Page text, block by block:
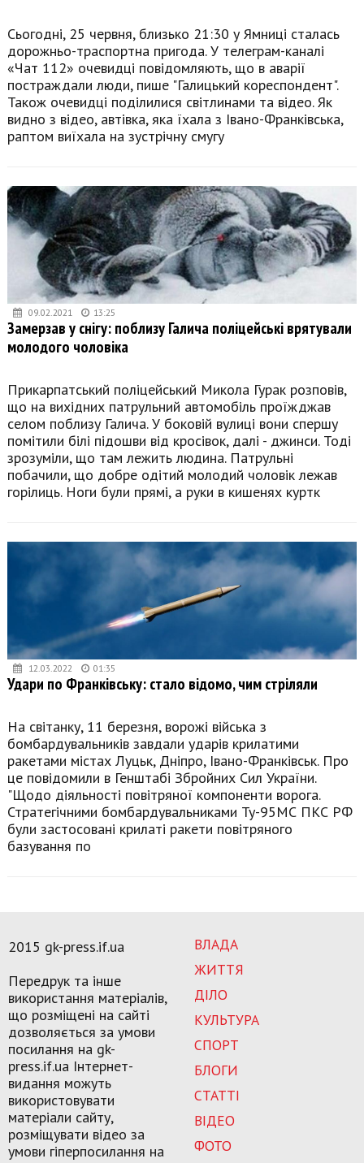
Сьогодні, 25 червня, близько 21:30 у Ямниці сталась
дорожньо-траспортна пригода. У телеграм-каналі
«Чат 112» очевидці повідомляють, що в аварії
постраждали люди, пише "Галицький кореспондент".
Також очевидці поділилися світлинами та відео. Як
видно з відео, автівка, яка їхала з Івано-Франківська,
раптом виїхала на зустрічну смугу
09.02.2021 13:25
Замерзав у снігу: поблизу Галича поліцейські врятували
молодого чоловіка
Прикарпатський поліцейський Микола Гурак розповів,
що на вихідних патрульний автомобіль проїжджав
селом поблизу Галича. У боковій вулиці вони спершу
помітили білі підошви від кросівок, далі - джинси. Тоді
зрозуміли, що там лежить людина. Патрульні
побачили, що добре одітий молодий чоловік лежав
горілиць. Ноги були прямі, а руки в кишенях куртк
12.03.2022 01:35
Удари по Франківську: стало відомо, чим стріляли
На світанку, 11 березня, ворожі війська з
бомбардувальників завдали ударів крилатими
ракетами містах Луцьк, Дніпро, Івано-Франківськ. Про
це повідомили в Генштабі Збройних Сил України.
"Щодо діяльності повітряної компоненти ворога.
Стратегічними бомбардувальниками Ту-95МС ПКС РФ
були застосовані крилаті ракети повітряного
базування по
ВЛАДА
ЖИТТЯ
ДІЛО
КУЛЬТУРА
СПОРТ
БЛОГИ
СТАТТІ
ВІДЕО
ФОТО
2015 gk-press.if.ua
Передрук та інше
використання матеріалів,
що розміщені на сайті
дозволяється за умови
посилання на gk-
press.if.ua Інтернет-
видання можуть
використовувати
матеріали сайту,
розміщувати відео за
умови гіперпосилання на